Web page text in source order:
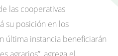
las cooperativas
su posición en los
última instancia beneficiarán